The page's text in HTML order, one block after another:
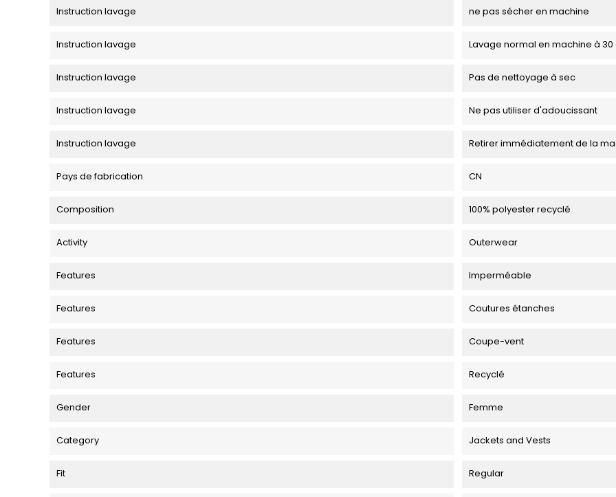
Instruction lavage ne pas sécher en machine
Instruction lavage Lavage normal en machine à
Instruction lavage Pas de nettoyage à sec
Instruction lavage Ne pas utiliser d'adoucissant
Instruction lavage Retirer immédiatement de la
Pays de fabrication CN
Composition 100% polyester recyclé
Activity Outerwear
Features Imperméable
Features Coutures étanches
Features Coupe-vent
Features Recyclé
Gender Femme
Category Jackets and Vests
Fit Regular